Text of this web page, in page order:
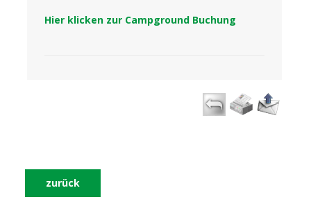
Hier klicken zur Campground Buchung
zurück